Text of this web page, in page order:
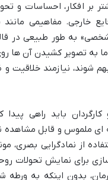
بر افکار، احساسات و
خارجی. مفاهیمی مانند
به طور طبیعی در
به تصویر کشیدن آن ها
شوند، نیازمند خلاقیت
باید راهی پیدا
ای ملموس و قابل مشاهده
از نمادگرایی بصری،
برای نمایش تحولات
بدون اینکه به ورطه